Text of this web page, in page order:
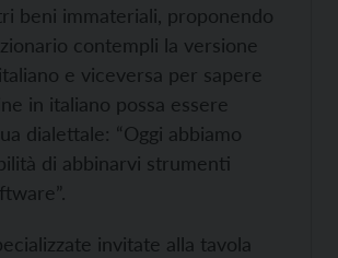
beni immateriali, proponendo
contempli la versione
e viceversa per sapere
in italiano possa essere
dialettale: “Oggi abbiamo
di abbinarvi strumenti
invitate alla tavola